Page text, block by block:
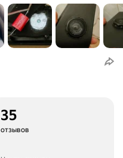
35
отзывов